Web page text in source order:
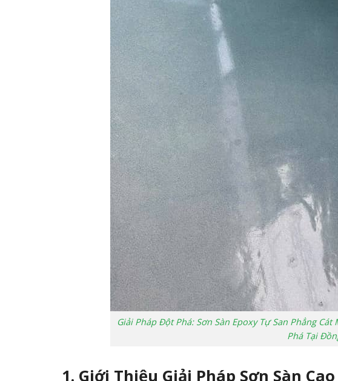
Giải Pháp Đột Phá: Sơn Sàn Epoxy Tự San Phẳng
Phá Tại
1. Giới Thiệu Giải Pháp Sơn Sàn